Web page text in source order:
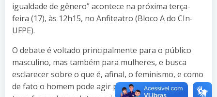
igualdade de gênero” acontece na próxima terça-
feira (17), às 12h15, no Anfiteatro (Bloco A do CIn-
UFPE).
O debate é voltado principalmente para o público
masculino, mas também para mulheres, e busca
esclarecer sobre o que é, afinal, o feminismo, e como
de fato o homem pode agir para ser agente